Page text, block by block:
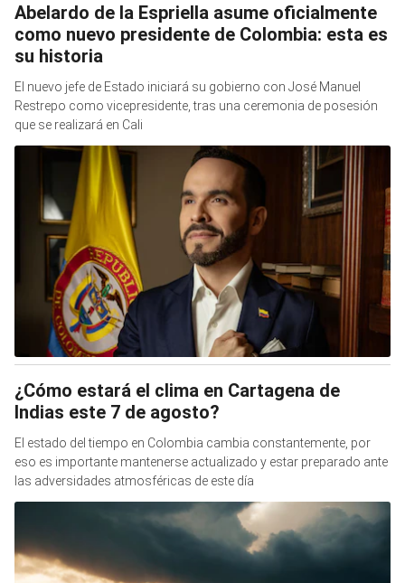
Abelardo de la Espriella asume oficialmente
como nuevo presidente de Colombia: esta es
su historia
El nuevo jefe de Estado iniciará su gobierno con José Manuel
Restrepo como vicepresidente, tras una ceremonia de posesión
que se realizará en Cali
¿Cómo estará el clima en Cartagena de
Indias este 7 de agosto?
El estado del tiempo en Colombia cambia constantemente, por
eso es importante mantenerse actualizado y estar preparado ante
las adversidades atmosféricas de este día